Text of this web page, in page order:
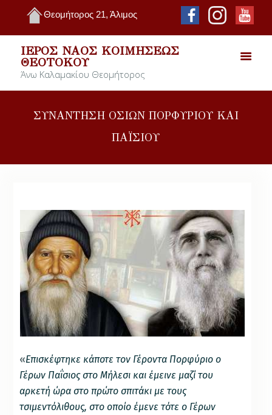
Θεομήτορος 21, Άλιμος
ΙΕΡΌΣ ΝΑΌΣ ΚΟΙΜΉΣΕΩΣ
ΘΕΟΤΌΚΟΥ
Άνω Καλαμακίου Θεομήτορος
ΣΥΝΑΝΤΗΣΗ ΟΣΙΩΝ ΠΟΡΦΥΡΙΟΥ ΚΑΙ
ΠΑΪΣΙΟΥ
«Επισκέφτηκε κάποτε τον Γέροντα Πορφύριο ο
Γέρων Παΐσιος στο Μήλεσι και έμεινε μαζί του
αρκετή ώρα στο πρώτο σπιτάκι με τους
τσιμεντόλιθους, στο οποίο έμενε τότε ο Γέρων